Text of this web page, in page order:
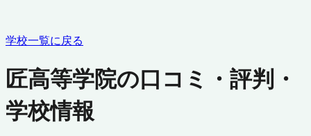
学校一覧に戻る
匠高等学院の口コミ・評判・
学校情報